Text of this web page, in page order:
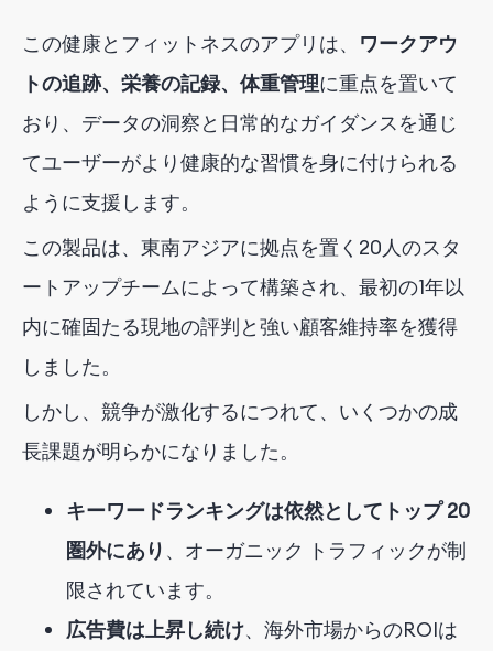
この健康とフィットネスのアプリは、 ワークアウ
トの追跡、栄養の記録、体重管理に重点を置いて
おり、 データの洞察と日常的なガイダンスを通じ
てユーザーがより健康的な習慣を身に付けられる
ように支援します。
この製品は、東南アジアに拠点を置く20人のスタ
ートアップチームによって構築され、最初の1年以
内に確固たる現地の評判と強い顧客維持率を獲得
しました。
しかし、競争が激化するにつれて、いくつかの成
長課題が明らかになりました。
キーワードランキングは依然としてトップ 20
圏外にあり 、オーガニック トラフィックが制
限されています。
広告費は上昇し続け、海外市場からのROIは